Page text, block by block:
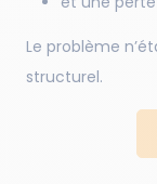
Le problème
structurel.